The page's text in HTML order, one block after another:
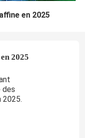
en 2025
2025
des
2025.